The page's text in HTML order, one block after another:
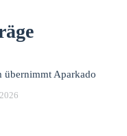
übernimmt Aparkado